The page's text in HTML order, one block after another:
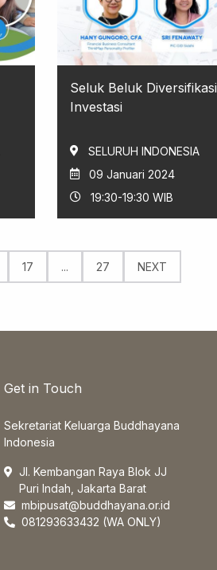
Seluk Beluk Diversifikasi
Investasi
SELURUH INDONESIA
09 Januari 2024
19:30-19:30 WIB
17 ... 27 NEXT
Get in Touch
Sekretariat Keluarga Buddhayana
Indonesia
Jl. Kembangan Raya Blok JJ
Puri Indah, Jakarta Barat
mbipusat@buddhayana.or.id
081293633432 (WA ONLY)